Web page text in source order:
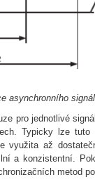
asynchronního
pro jednotlivé
Typicky lze
využita až
a konzistentní.
metod